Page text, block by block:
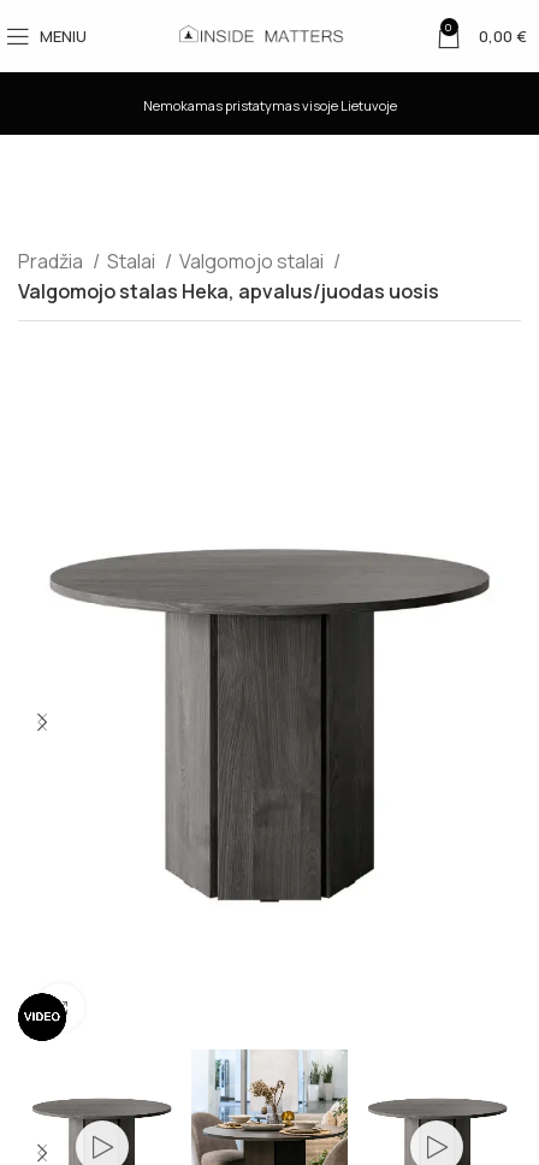
MENIU 0 0,00 €
Nemokamas pristatymas visoje Lietuvoje
Pradžia Stalai
Valgomojo stalai
Valgomojo stalas Heka, apvalus/juodas uosis